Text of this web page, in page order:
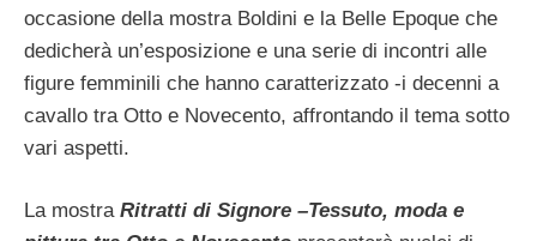
occasione della mostra Boldini e la Belle Epoque che
dedicherà un’esposizione e una serie di incontri alle
figure femminili che hanno caratterizzato -i decenni a
cavallo tra Otto e Novecento, affrontando il tema sotto
vari aspetti.
La mostraRitratti di Signore –Tessuto, moda e